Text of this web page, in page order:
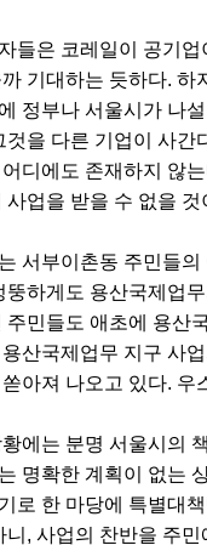
들은 코레일이 공기
기대하는 듯하다.
정부나 서울시가 나
것을 다른 기업이 사
디에도 존재하지 않
사업을 받을 수 없을 것
서부이촌동 주민들
뚱하게도 용산국제업
주민들도 애초에 용산
산국제업무 지구 사
아져 나오고 있다. 우
에는 분명 서울시의
명확한 계획이 없는
로 한 마당에 특별대
니, 사업의 찬반을 주